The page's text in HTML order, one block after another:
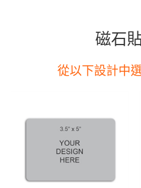
磁石
從以下設計中